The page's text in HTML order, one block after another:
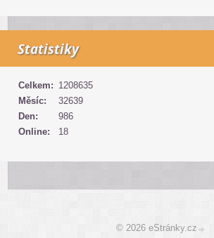
Statistiky
Online: 18
Celkem: 1208635
Měsíc:
32639
Den:
986
© 2026 eStránky.cz